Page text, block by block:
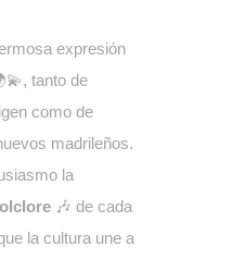
expresión
tanto de
como de
madrileños.
la
🎶 de cada
la cultura une a